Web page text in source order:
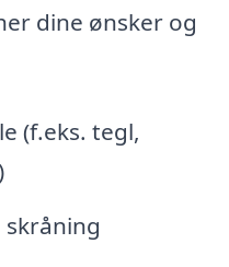
dine ønsker og
(f.eks. tegl,
skråning